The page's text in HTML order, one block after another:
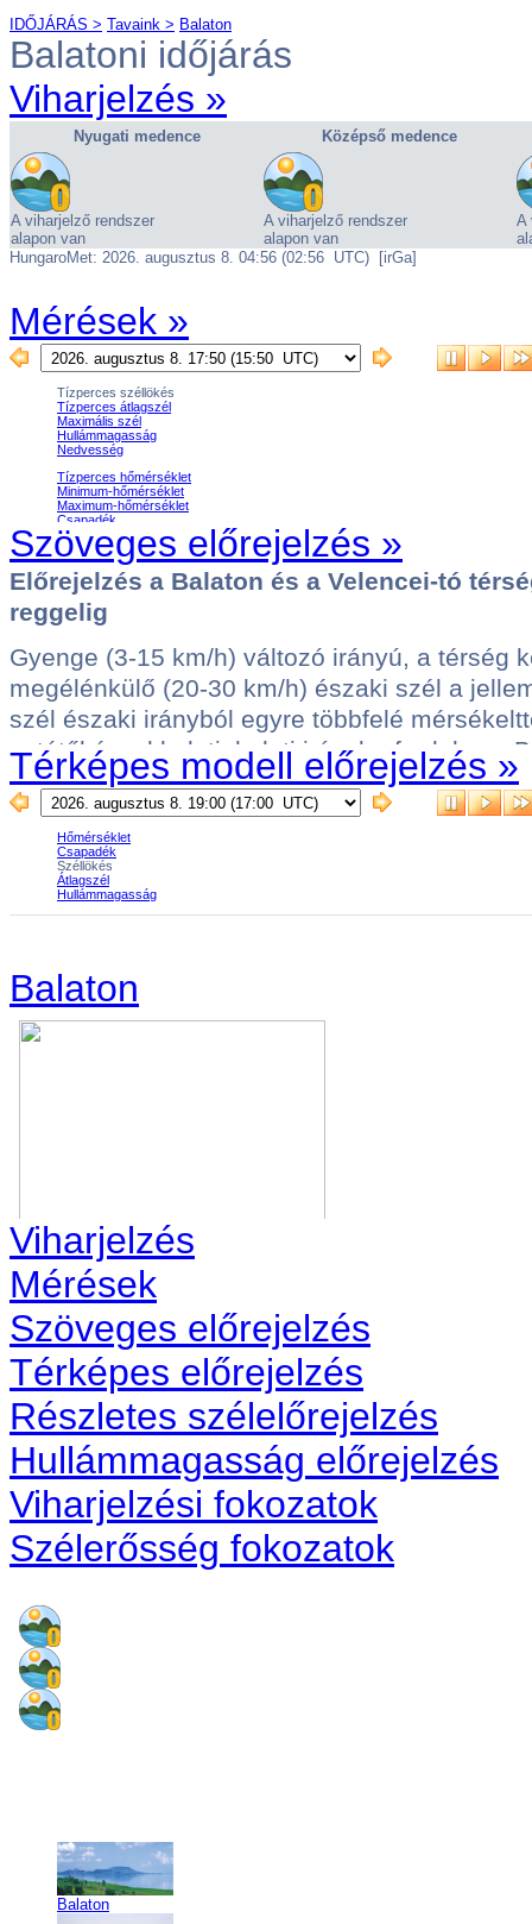
IDŐJÁRÁS > Tavaink > Balaton
Balatoni időjárás
Viharjelzés »
Mérések »
Szöveges előrejelzés »
Térképes modell előrejelzés »
Balaton
Viharjelzés
Mérések
Szöveges előrejelzés
Térképes előrejelzés
Részletes szélelőrejelzés
Hullámmagasság előrejelzés
Viharjelzési fokozatok
Szélerősség fokozatok
Balaton